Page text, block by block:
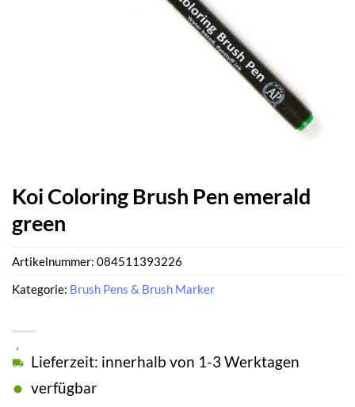
Koi Coloring Brush Pen emerald
green
Lieferzeit: innerhalb von 1-3 Werktagen
verfügbar
Artikelnummer: 084511393226
Kategorie: Brush Pens & Brush Marker